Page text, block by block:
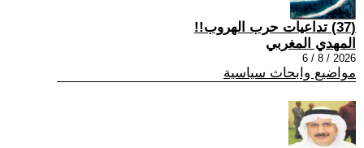
(37) تداعيات حرب الهروب!!
المهدي المغربي
2026 / 8 / 6
مواضيع وابحاث سياسية